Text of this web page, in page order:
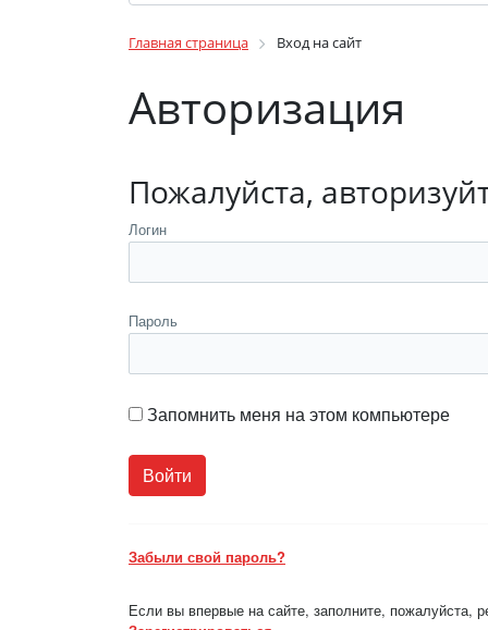
Главная страница Вход на сайт
Авторизация
Пожалуйста,
Логин
Пароль
Запомнить меня на этом компьютере
Забыли свой пароль?
Если вы впервые на сайте, заполните, пожалуйста,